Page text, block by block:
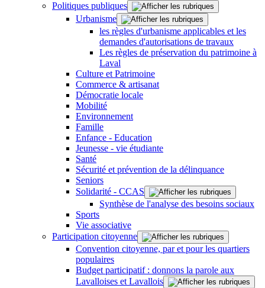
Politiques publiques
Urbanisme
les règles d'urbanisme applicables et les
demandes d'autorisations de travaux
Les règles de préservation du patrimoine à
Laval
Culture et Patrimoine
Commerce & artisanat
Démocratie locale
Mobilité
Environnement
Famille
Enfance - Education
Jeunesse - vie étudiante
Santé
Sécurité et prévention de la délinquance
Seniors
Solidarité - CCAS
Synthèse de l'analyse des besoins sociaux
Sports
Vie associative
Participation citoyenne
Convention citoyenne, par et pour les quartiers
populaires
Budget participatif : donnons la parole aux
Lavalloises et Lavallois